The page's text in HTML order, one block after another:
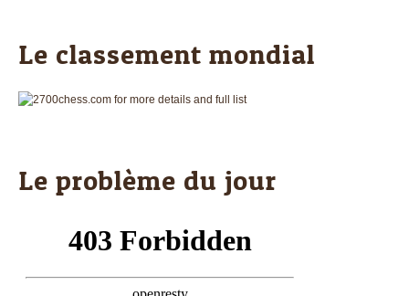
Le classement mondial
Le problème du jour